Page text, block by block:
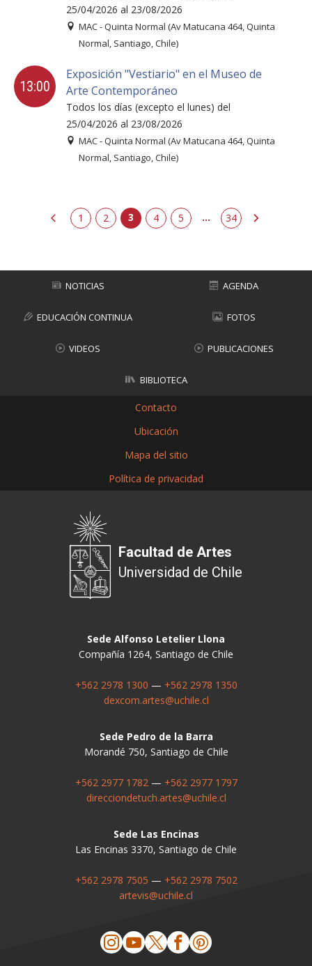
25/04/2026 al 23/08/2026
MAC - Quinta Normal (Av Matucana 464, Quinta
Normal, Santiago, Chile)
13:00
Exposición "Vestiario" en el Museo de
Arte Contemporáneo
Todos los días (excepto el lunes) del
25/04/2026 al 23/08/2026
MAC - Quinta Normal (Av Matucana 464, Quinta
Normal, Santiago, Chile)
1 2 3 4 5 ... 34
siguiente
NOTICIAS AGENDA
EDUCACIÓN CONTINUA FOTOS
VIDEOS PUBLICACIONES
BIBLIOTECA
Contacto
Ubicación
Mapa del sitio
Política de privacidad
Facultad de Artes
Universidad de Chile
Sede Alfonso Letelier Llona
Compañía 1264, Santiago de Chile
+562 2978 1300 — +562 2978 1350
dexcom.artes@uchile.cl
Sede Pedro de la Barra
Morandé 750, Santiago de Chile
+562 2977 1782— +562 2977 1797
direcciondetuch.artes@uchile.cl
Sede Las Encinas
Las Encinas 3370, Santiago de Chile
+562 2978 7505 — +562 2978 7502
artevis@uchile.cl